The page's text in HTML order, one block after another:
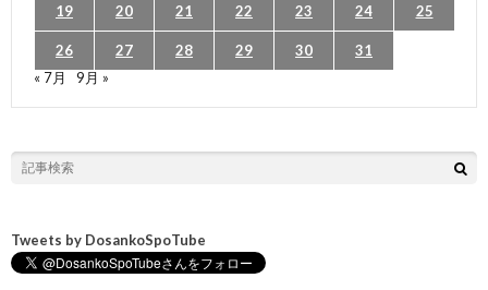
19 20 21 22 23 24 25
26 27 28 29 30
31
« 7月
9月 »
Tweets by DosankoSpoTube